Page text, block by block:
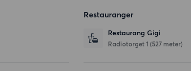
Restauranger
Restaurang Gigi
Radiotorget 1 (527 meter)